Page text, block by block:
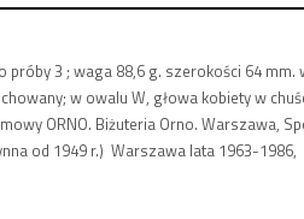
próby 3 ; waga 88,6 g. szerokości 64 mm.
w owalu W, głowa kobiety w
ORNO. Biżuteria Orno. Warszawa,
od 1949 r.) Warszawa lata 1963-1986,